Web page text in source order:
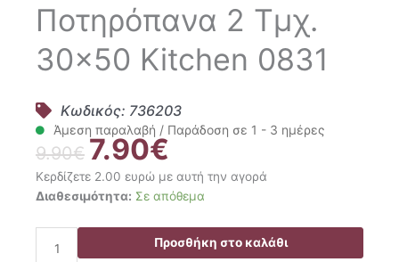
Ποτηρόπανα 2 Τμχ.
30×50 Kitchen 0831
Κωδικός: 736203
Άμεση παραλαβή / Παράδοση σε 1 - 3 ημέρες
9.90€ Original
price
was:
9.90€.
7.90€
τρέχουσα
τιμή
είναι:
7.90€.
Κερδίζετε 2.00 ευρώ με αυτή την αγορά
Διαθεσιμότητα: Σε απόθεμα
Das
Ποτηρόπανα
Προσθήκη στο καλάθι